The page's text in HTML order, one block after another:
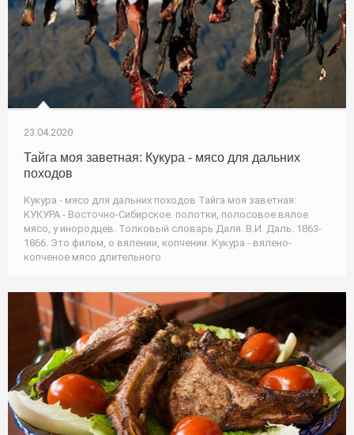
23.04.2020
Тайга моя заветная: Кукура - мясо для дальних
походов
Кукура - мясо для дальних походов Тайга моя заветная:
КУКУРА - Восточно-Сибирское. полотки, полосовое вялое
мясо, у инородцев. Толковый словарь Даля. В.И. Даль. 1863-
1866. Это фильм, о вялении, копчении. Кукура - вялено-
копченое мясо длительного